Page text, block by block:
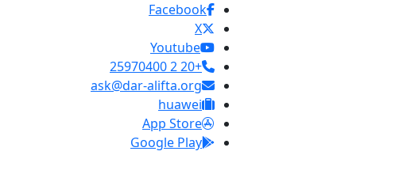
Facebook
X
Youtube
+20 2 25970400
ask@dar-alifta.org
huawei
App Store
Google Play